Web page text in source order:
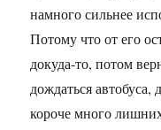
намного сильнее
Потому что от его
докуда-то, потом
дождаться
короче много